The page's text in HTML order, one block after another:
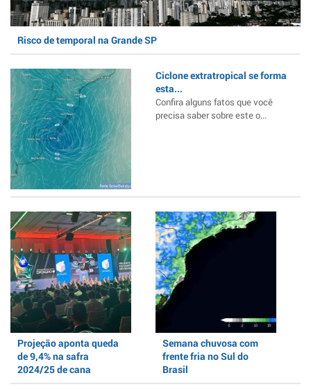
Risco de temporal na Grande SP
Ciclone extratropical se forma
esta...
Confira alguns fatos que você
precisa saber sobre este o...
Projeção aponta queda
de 9,4% na safra
2024/25 de cana
Semana chuvosa com
frente fria no Sul do
Brasil